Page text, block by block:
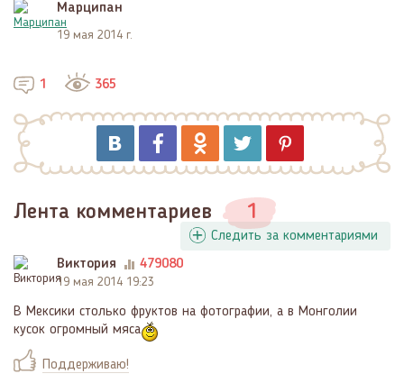
Марципан
19 мая 2014 г.
1 365
Лента комментариев 1
Следить за комментариями
Виктория
479080
19 мая 2014 19:23
В Мексики столько фруктов на фотографии, а в Монголии
кусок огромный мяса
Поддерживаю!